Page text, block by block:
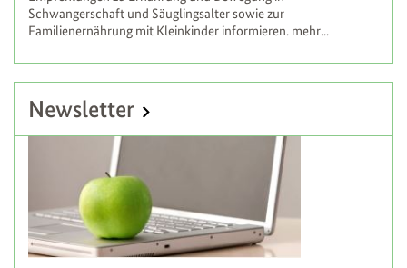
Schwangerschaft und Säuglingsalter sowie zur
Familienernährung mit Kleinkinder informieren. mehr...
Newsletter